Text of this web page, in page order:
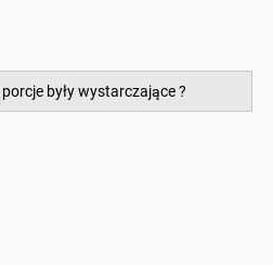
były wystarczające ?